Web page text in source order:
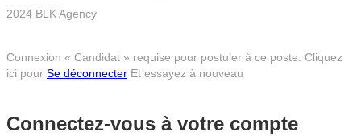
2024 BLK Agency
Connexion « Candidat » requise pour postuler à ce poste. Cliquez
ici pour Se déconnecter Et essayez à nouveau
Connectez-vous à votre compte